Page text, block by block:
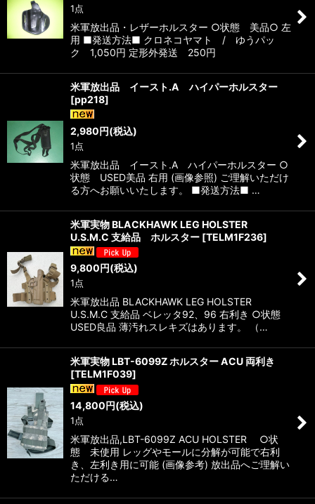
1点
米軍放出品・レザーホルスター ○状態 美品○ 左
用 ■発送方法■ クロネコヤマト / ゆうパッ
ク 1,050円 定形外発送 250円
米軍放出品 イースト.A ハイパーホルスター
[pp218]
2,980円(税込)
1点
米軍放出品 イースト.A ハイパーホルスター ○
状態 USED美品 右用 (画像参照) ご理解いただけ
る方へお願いいたします。 ■発送方法■ …
米軍実物 BLACKHAWK LEG HOLSTER
U.S.M.C 支給品 ホルスター [TELM1F236]
9,800円(税込)
1点
米軍放出品 BLACKHAWK LEG HOLSTER
U.S.M.C 支給品 ベレッタ92、96 右利き ○状態
USED良品 薄汚れスレキズはあります。 （…
米軍実物 LBT-6099Z ホルスター ACU 両利き
[TELM1F039]
14,800円(税込)
1点
米軍放出品,LBT-6099Z ACU HOLSTER ○状
態 未使用 レッグやモールに分解が可能で右利
き、左利き用に可能 (画像参考) 放出品へご理解い
ただける…